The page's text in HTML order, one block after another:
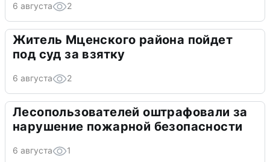
6 августа 2
Житель Мценского района пойдет
под суд за взятку
6 августа 2
Лесопользователей оштрафовали за
нарушение пожарной безопасности
6 августа 1